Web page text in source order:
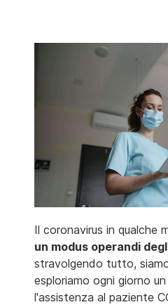
Il coronavirus in qualche
un modus operandi
stravolgendo tutto,
esploriamo ogni giorno
l'assistenza al paziente